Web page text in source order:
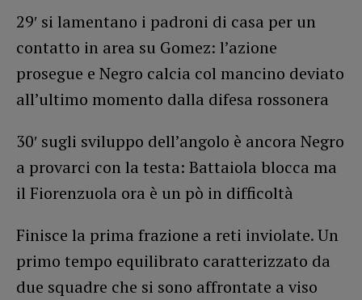
29′ si lamentano i padroni di casa per un
contatto in area su Gomez: l’azione
prosegue e Negro calcia col mancino deviato
all’ultimo momento dalla difesa rossonera
30′ sugli sviluppo dell’angolo è ancora Negro
a provarci con la testa: Battaiola blocca ma
il Fiorenzuola ora è un pò in difficoltà
Finisce la prima frazione a reti inviolate. Un
primo tempo equilibrato caratterizzato da
due squadre che si sono affrontate a viso